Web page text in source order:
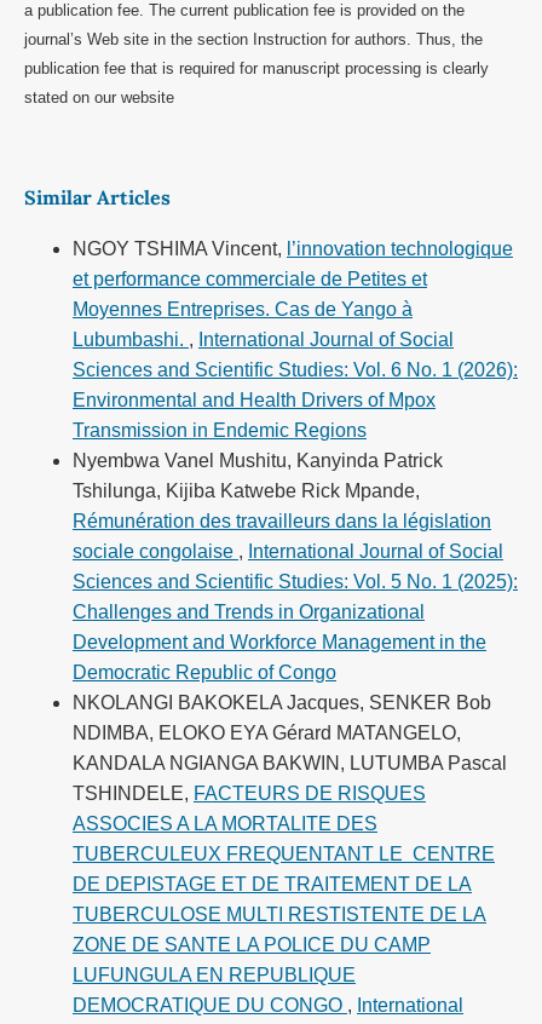
a publication fee. The current publication fee is provided on the
journal’s Web site in the section Instruction for authors. Thus, the
publication fee that is required for manuscript processing is clearly
stated on our website
Similar Articles
NGOY TSHIMA Vincent, l’innovation technologique
et performance commerciale de Petites et
Moyennes Entreprises. Cas de Yango à
Lubumbashi. , International Journal of Social
Sciences and Scientific Studies: Vol. 6 No. 1 (2026):
Environmental and Health Drivers of Mpox
Transmission in Endemic Regions
Nyembwa Vanel Mushitu, Kanyinda Patrick
Tshilunga, Kijiba Katwebe Rick Mpande,
Rémunération des travailleurs dans la législation
sociale congolaise , International Journal of Social
Sciences and Scientific Studies: Vol. 5 No. 1 (2025):
Challenges and Trends in Organizational
Development and Workforce Management in the
Democratic Republic of Congo
NKOLANGI BAKOKELA Jacques, SENKER Bob
NDIMBA, ELOKO EYA Gérard MATANGELO,
KANDALA NGIANGA BAKWIN, LUTUMBA Pascal
TSHINDELE, FACTEURS DE RISQUES
ASSOCIES A LA MORTALITE DES
TUBERCULEUX FREQUENTANT LE CENTRE
DE DEPISTAGE ET DE TRAITEMENT DE LA
TUBERCULOSE MULTI RESTISTENTE DE LA
ZONE DE SANTE LA POLICE DU CAMP
LUFUNGULA EN REPUBLIQUE
DEMOCRATIQUE DU CONGO , International